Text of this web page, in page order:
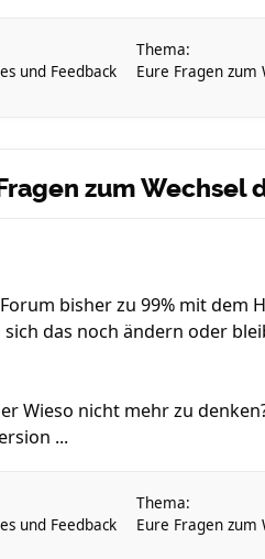
und Feedback
Thema:
Eure Fragen zum
zum Wechsel
bisher zu 99% mit dem
das noch ändern oder
Wieso nicht mehr zu
...
und Feedback
Thema:
Eure Fragen zum